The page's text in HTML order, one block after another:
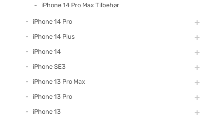
iPhone 14 Pro Max Tilbehør
iPhone 14 Pro
iPhone 14 Plus
iPhone 14
iPhone SE3
iPhone 13 Pro Max
iPhone 13 Pro
iPhone 13